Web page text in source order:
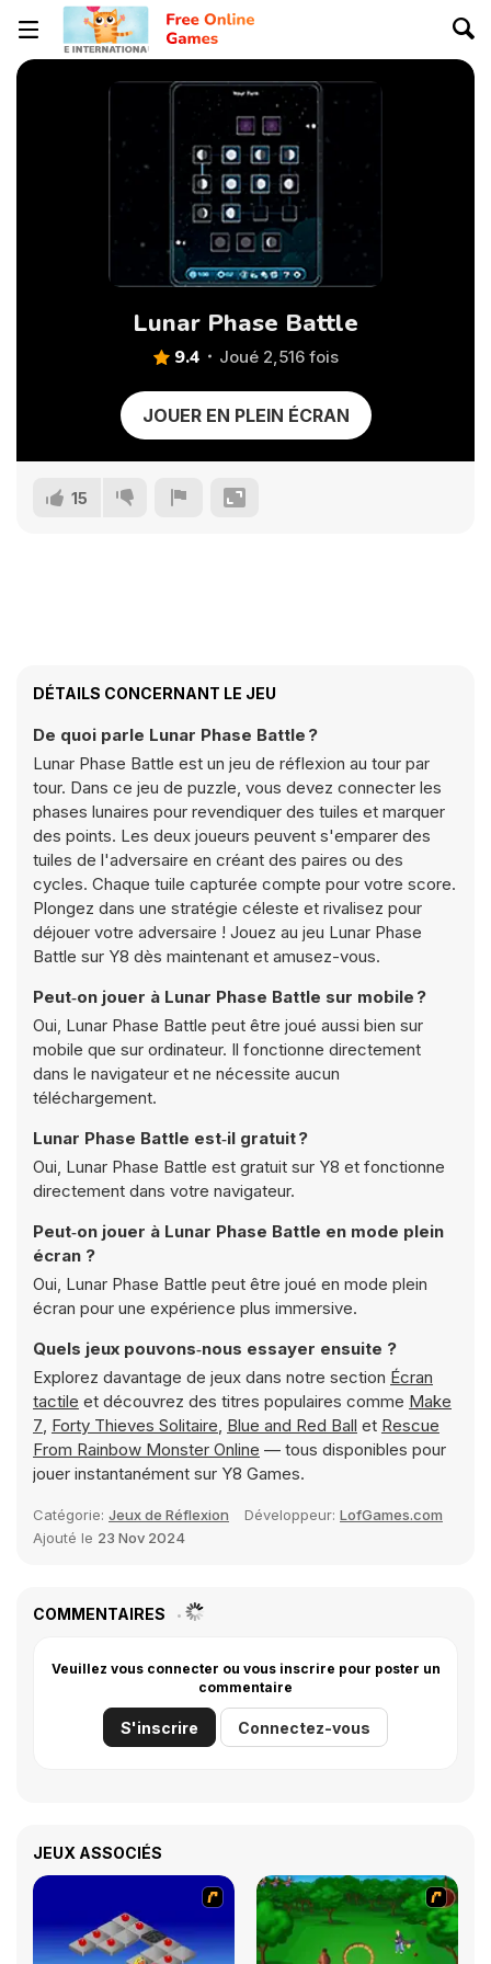
Lunar Phase Battle
9.4 Joué 2,516 fois
JOUER EN PLEIN ÉCRAN
15
DÉTAILS CONCERNANT LE JEU
De quoi parle Lunar Phase Battle ?
Lunar Phase Battle est un jeu de réflexion au tour par
tour. Dans ce jeu de puzzle, vous devez connecter les
phases lunaires pour revendiquer des tuiles et marquer
des points. Les deux joueurs peuvent s'emparer des
tuiles de l'adversaire en créant des paires ou des
cycles. Chaque tuile capturée compte pour votre score.
Plongez dans une stratégie céleste et rivalisez pour
déjouer votre adversaire ! Jouez au jeu Lunar Phase
Battle sur Y8 dès maintenant et amusez-vous.
Peut‑on jouer à Lunar Phase Battle sur mobile ?
Oui, Lunar Phase Battle peut être joué aussi bien sur
mobile que sur ordinateur. Il fonctionne directement
dans le navigateur et ne nécessite aucun
téléchargement.
Lunar Phase Battle est‑il gratuit ?
Oui, Lunar Phase Battle est gratuit sur Y8 et fonctionne
directement dans votre navigateur.
Peut‑on jouer à Lunar Phase Battle en mode plein
écran ?
Oui, Lunar Phase Battle peut être joué en mode plein
écran pour une expérience plus immersive.
Quels jeux pouvons‑nous essayer ensuite ?
Explorez davantage de jeux dans notre section Écran
tactile et découvrez des titres populaires comme Make
7, Forty Thieves Solitaire, Blue and Red Ball et Rescue
From Rainbow Monster Online — tous disponibles pour
jouer instantanément sur Y8 Games.
Catégorie: Jeux de Réflexion Développeur: LofGames.com
Ajouté le 23 Nov 2024
COMMENTAIRES
Veuillez vous connecter ou vous inscrire pour poster un
commentaire
S'inscrire Connectez-vous
JEUX ASSOCIÉS